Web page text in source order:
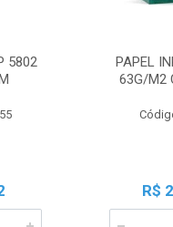
5802
PAPEL
63G/M2
R$